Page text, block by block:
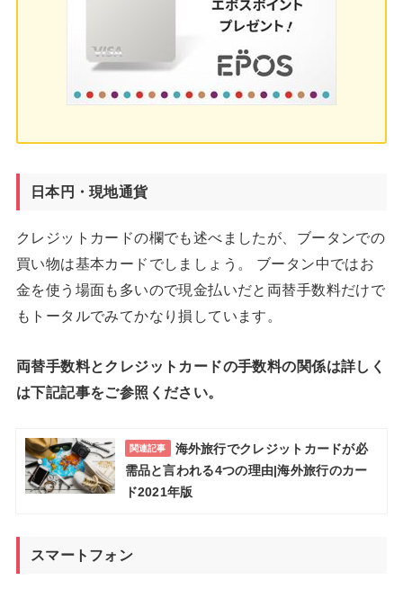
日本円・現地通貨
クレジットカードの欄でも述べましたが、ブータンでの
買い物は基本カードでしましょう。 ブータン中ではお
金を使う場面も多いので現金払いだと両替手数料だけで
もトータルでみてかなり損しています。
両替手数料とクレジットカードの手数料の関係は詳しく
は下記記事をご参照ください。
関連記事
海外旅行でクレジットカードが必
需品と言われる4つの理由|海外旅行のカー
ド2021年版
スマートフォン